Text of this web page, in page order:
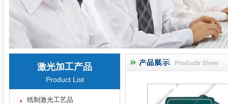
激光加工产品
Product List
纸制激光工艺品